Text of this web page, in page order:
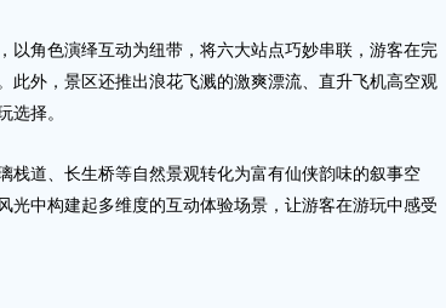
角色演绎互动为纽带，将六大站点巧妙串联，游客在完
此外，景区还推出浪花飞溅的激爽漂流、直升飞机高空观
选择。
道、长生桥等自然景观转化为富有仙侠韵味的叙事空
光中构建起多维度的互动体验场景，让游客在游玩中感受